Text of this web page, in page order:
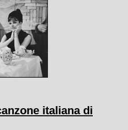
italiana di